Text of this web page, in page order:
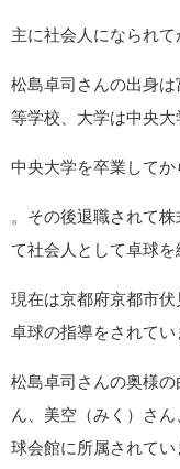
主に社会人になられて
松島卓司さんの出身
等学校、大学は中央大
中央大学を卒業して
。その後退職されて
て社会人として卓球を
現在は京都府京都市
卓球の指導をされてい
松島卓司さんの奥様
ん、美空（みく）さ
球会館に所属されてい